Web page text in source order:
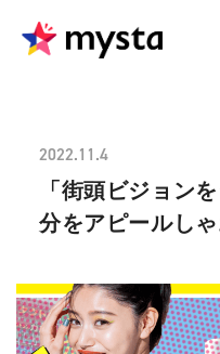
2022.11.4
「街頭ビジョン
分をアピールしゃ